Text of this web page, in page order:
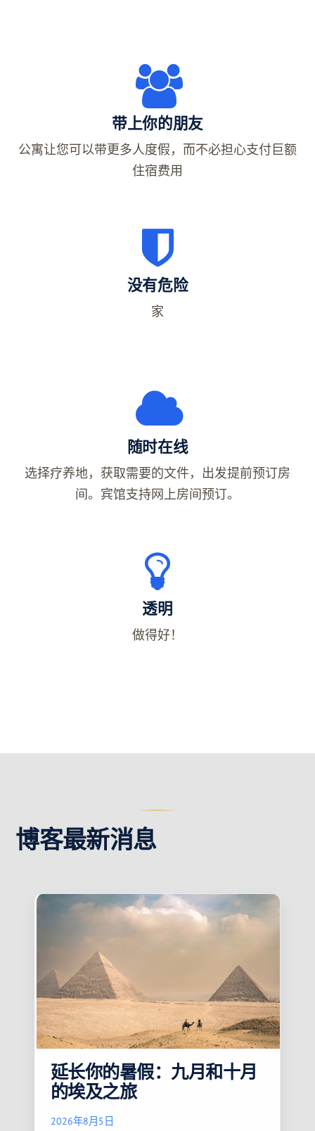
带上你的朋友
公寓让您可以带更多人度假，而不必担心支付巨额
住宿费用
没有危险
家
随时在线
选择疗养地，获取需要的文件，出发提前预订房
间。宾馆支持网上房间预订。
透明
做得好！
博客最新消息
延长你的暑假：九月和十月
的埃及之旅
2026年8月5日